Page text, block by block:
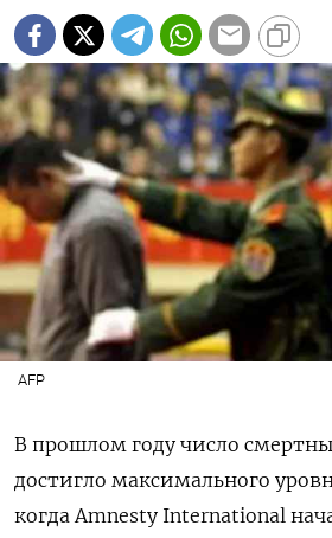
AFP
В прошлом году число
достигло максимального
когда Amnesty International